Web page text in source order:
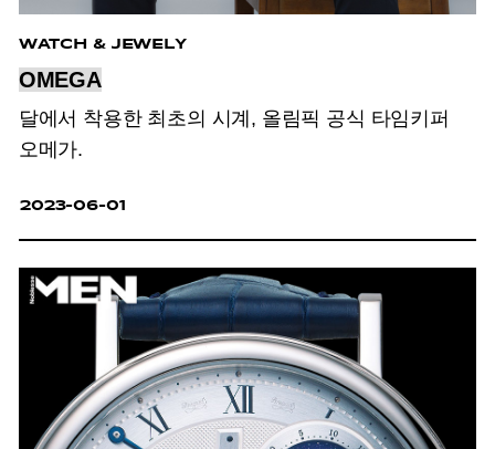
WATCH & JEWELY
OMEGA
달에서 착용한 최초의 시계, 올림픽 공식 타임키퍼
오메가.
2023-06-01